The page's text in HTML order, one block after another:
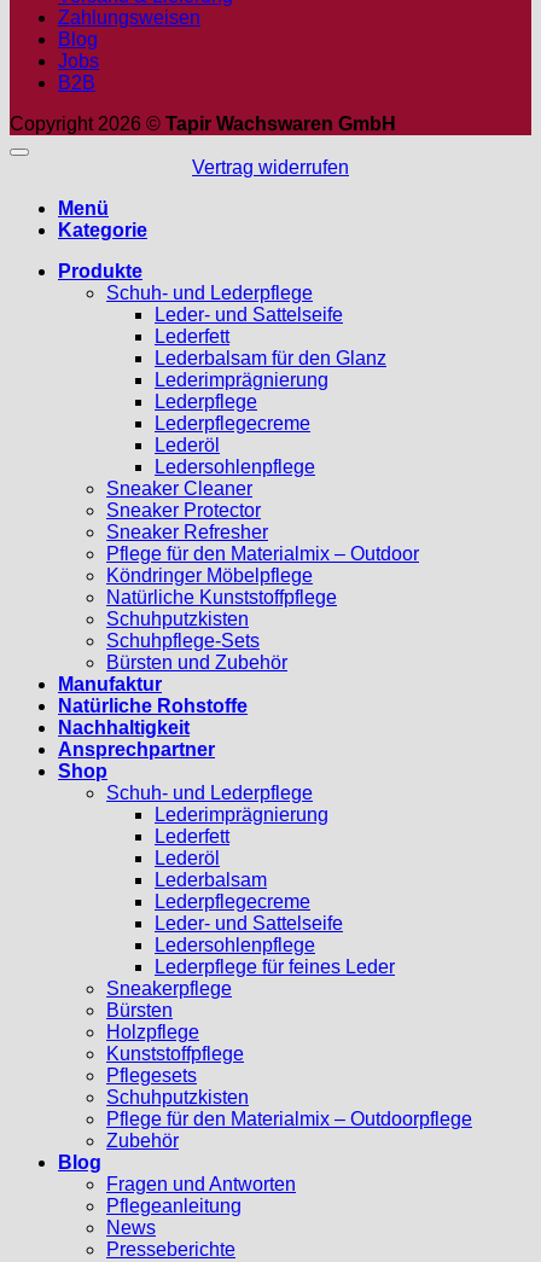
Zahlungsweisen
Blog
Jobs
B2B
Copyright 2026 © Tapir Wachswaren GmbH
Vertrag widerrufen
Menü
Kategorie
Produkte
Schuh- und Lederpflege
Leder- und Sattelseife
Lederfett
Lederbalsam für den Glanz
Lederimprägnierung
Lederpflege
Lederpflegecreme
Lederöl
Ledersohlenpflege
Sneaker Cleaner
Sneaker Protector
Sneaker Refresher
Pflege für den Materialmix – Outdoor
Köndringer Möbelpflege
Natürliche Kunststoffpflege
Schuhputzkisten
Schuhpflege-Sets
Bürsten und Zubehör
Manufaktur
Natürliche Rohstoffe
Nachhaltigkeit
Ansprechpartner
Shop
Schuh- und Lederpflege
Lederimprägnierung
Lederfett
Lederöl
Lederbalsam
Lederpflegecreme
Leder- und Sattelseife
Ledersohlenpflege
Lederpflege für feines Leder
Sneakerpflege
Bürsten
Holzpflege
Kunststoffpflege
Pflegesets
Schuhputzkisten
Pflege für den Materialmix – Outdoorpflege
Zubehör
Blog
Fragen und Antworten
Pflegeanleitung
News
Presseberichte